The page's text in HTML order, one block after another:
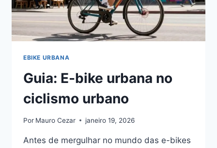
EBIKE URBANA
Guia: E-bike urbana no
ciclismo urbano
Por Mauro Cezar janeiro 19, 2026
Antes de mergulhar no mundo das e-bikes